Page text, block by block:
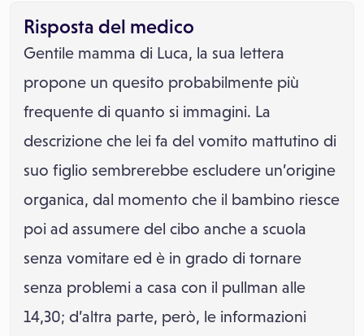
Risposta del medico
Gentile mamma di Luca, la sua lettera
propone un quesito probabilmente più
frequente di quanto si immagini. La
descrizione che lei fa del vomito mattutino di
suo figlio sembrerebbe escludere un’origine
organica, dal momento che il bambino riesce
poi ad assumere del cibo anche a scuola
senza vomitare ed è in grado di tornare
senza problemi a casa con il pullman alle
14,30; d’altra parte, però, le informazioni